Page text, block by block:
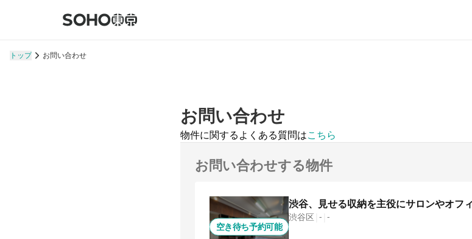
トップ お問い合わせ
お問い合わせ
物件に関するよくある質問はこちら
お問い合わせする物件
空き待ち予約可能
渋谷、見せる収納を主役にサロンやオフ
渋谷区 - -